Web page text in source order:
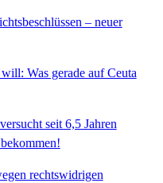
– neuer
Was gerade auf Ceuta
seit 6,5 Jahren
rechtswidrigen